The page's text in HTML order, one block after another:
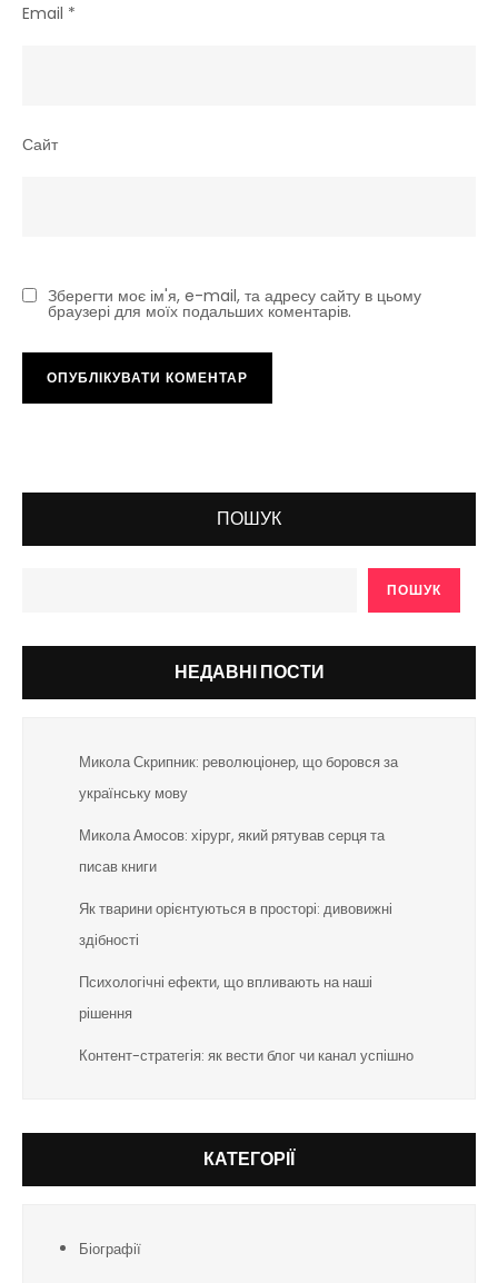
Email *
Сайт
Зберегти моє ім'я, e-mail, та адресу сайту в цьому
браузері для моїх подальших коментарів.
ПОШУК
ПОШУК
НЕДАВНІ ПОСТИ
Микола Скрипник: революціонер, що боровся за
українську мову
Микола Амосов: хірург, який рятував серця та
писав книги
Як тварини орієнтуються в просторі: дивовижні
здібності
Психологічні ефекти, що впливають на наші
рішення
Контент-стратегія: як вести блог чи канал успішно
КАТЕГОРІЇ
Біографії